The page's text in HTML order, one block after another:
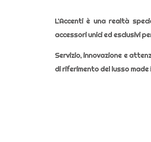
L’Accenti è una realtà
accessori unici ed esclusivi
Servizio, innovazione e
di riferimento del lusso made